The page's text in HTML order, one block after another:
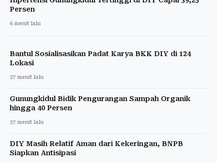
Persen
6 menit lalu
Bantul Sosialisasikan Padat Karya BKK DIY di 124
Lokasi
27 menit lalu
Gunungkidul Bidik Pengurangan Sampah Organik
hingga 40 Persen
37 menit lalu
DIY Masih Relatif Aman dari Kekeringan, BNPB
Siapkan Antisipasi